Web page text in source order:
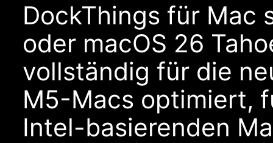
DockThings für Mac
oder macOS 26
vollständig für die
M5-Macs optimiert,
Intel-basierenden